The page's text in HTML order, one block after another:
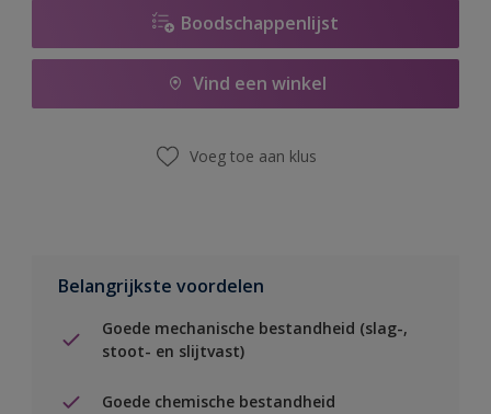
Boodschappenlijst
Vind een winkel
Voeg toe aan klus
Belangrijkste voordelen
Goede mechanische bestandheid (slag-,
stoot- en slijtvast)
Goede chemische bestandheid